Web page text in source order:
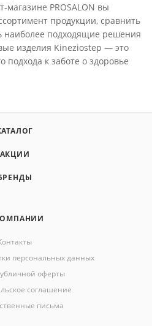
магазине PROSALON вы
продукции, сравнить
наиболее подходящие решения
изделия Kineziostep — это
подхода к заботе о здоровье
АКЦИИ
персональных данных
оферты
соглашение
письма